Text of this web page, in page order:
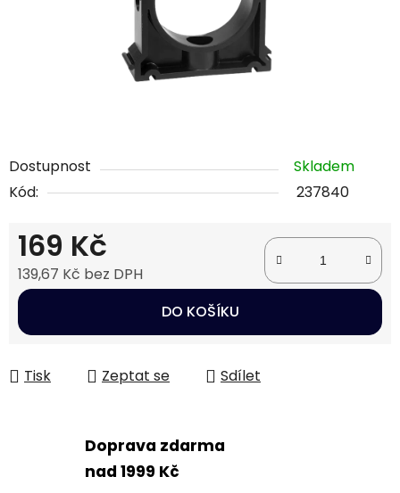
Dostupnost
Skladem
Kód:
237840
169 Kč
139,67 Kč bez DPH
Měrná cena:
DO KOŠÍKU
Tisk Zeptat se Sdílet
Doprava zdarma
nad 1999 Kč